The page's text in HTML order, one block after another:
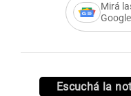
Mirá
Escuchá la